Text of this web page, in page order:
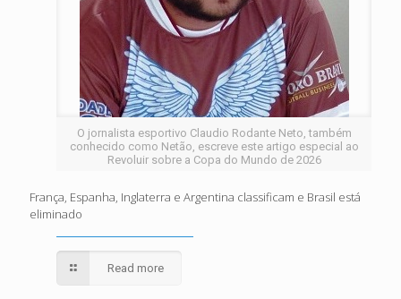
O jornalista esportivo Claudio Rodante Neto, também
conhecido como Netão, escreve este artigo especial ao
Revoluir sobre a Copa do Mundo de 2026
França, Espanha, Inglaterra e Argentina classificam e Brasil está
eliminado
Read more